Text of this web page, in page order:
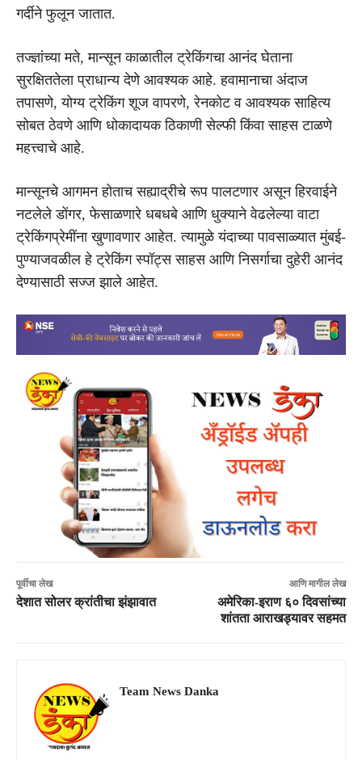
गर्दीने फुलून जातात.
तज्ज्ञांच्या मते, मान्सून काळातील ट्रेकिंगचा आनंद घेताना
सुरक्षिततेला प्राधान्य देणे आवश्यक आहे. हवामानाचा अंदाज
तपासणे, योग्य ट्रेकिंग शूज वापरणे, रेनकोट व आवश्यक साहित्य
सोबत ठेवणे आणि धोकादायक ठिकाणी सेल्फी किंवा साहस टाळणे
महत्त्वाचे आहे.
मान्सूनचे आगमन होताच सह्याद्रीचे रूप पालटणार असून हिरवाईने
नटलेले डोंगर, फेसाळणारे धबधबे आणि धुक्याने वेढलेल्या वाटा
ट्रेकिंगप्रेमींना खुणावणार आहेत. त्यामुळे यंदाच्या पावसाळ्यात मुंबई-
पुण्याजवळील हे ट्रेकिंग स्पॉट्स साहस आणि निसर्गाचा दुहेरी आनंद
देण्यासाठी सज्ज झाले आहेत.
पूर्वीचा लेख
देशात सोलर क्रांतीचा झंझावात
आणि मागील लेख
अमेरिका-इराण ६० दिवसांच्या
शांतता आराखड्यावर सहमत
Team News Danka